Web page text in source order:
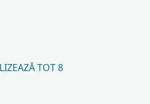
TOT 8